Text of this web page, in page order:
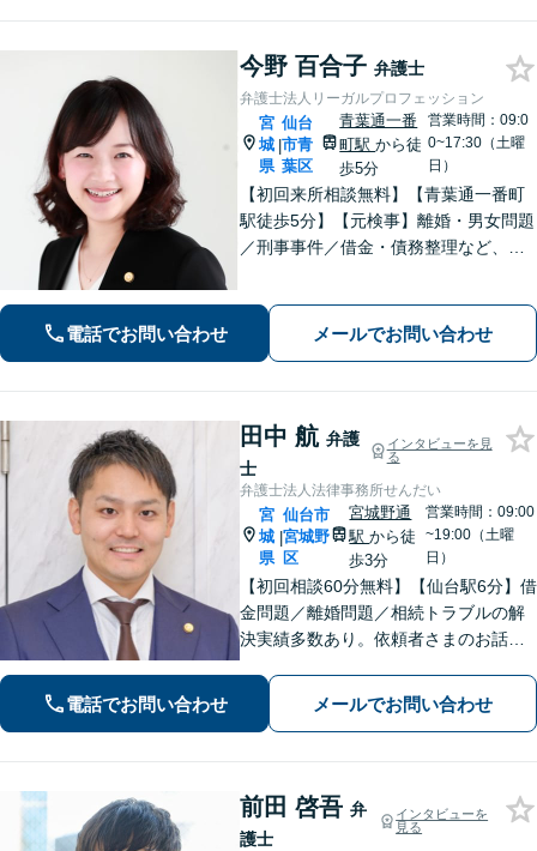
今野 百合子 弁護士
弁護士法人リーガルプロフェッション
宮
城
県
|
仙台
市青
葉区
青葉通一番
町駅から徒
歩5分
営業時間：09:0
0~17:30（土曜
日）
【初回来所相談無料】【青葉通一番町
駅徒歩5分】【元検事】離婚・男女問題
／刑事事件／借金・債務整理など、あ
い、最善の解決策へと導くことを最も
重視しています。お困りの方はご相談
電話でお問い合わせ メールでお問い合わせ
田中 航 弁護
士
インタビューを見
る
弁護士法人法律事務所せんだい
宮
城
県
|
仙台市
宮城野
区
宮城野通
駅から徒
歩3分
営業時間：09:00
~19:00（土曜
日）
【初回相談60分無料】【仙台駅6分】借
金問題／離婚問題／相続トラブルの解
決実績多数あり。依頼者さまのお話や
決まで対応・サポートします【土曜日
も営業】交通事故や刑事事件のご相談
電話でお問い合わせ メールでお問い合わせ
前田 啓吾 弁
護士
インタビューを
見る